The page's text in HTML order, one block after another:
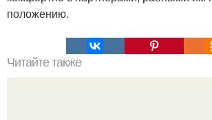
положению.
Читайте также